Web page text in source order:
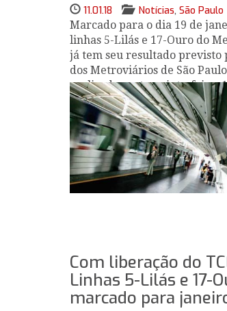
11.01.18 Notícias, São Paulo
Marcado para o dia 19 de
linhas 5-Lilás e 17-Ouro do
já tem seu resultado previsto
dos Metroviários de São
realizada nesta quinta-feira,
afirma que a provável
será a CCR.
Com liberação do
Linhas 5-Lilás e 17-
marcado para